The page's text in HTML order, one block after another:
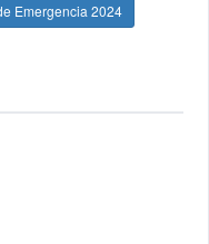
Emergencia 2024